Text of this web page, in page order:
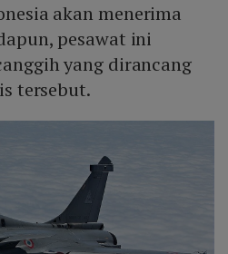
akan menerima
pesawat ini
yang dirancang
tersebut.